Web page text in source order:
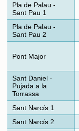
Pla de Palau -
Sant Pau 1
Pla de Palau -
Sant Pau 2
Pont Major
Sant Daniel -
Pujada a la
Torrassa
Sant Narcís 1
Sant Narcís 2